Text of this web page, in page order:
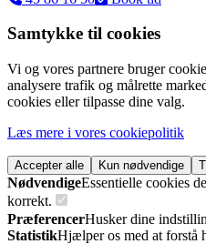
Samtykke til cookies
Vi og vores partnere bruger
analysere trafik og målrette
cookies eller tilpasse dine valg.
Læs mere i vores cookiepolitik
Accepter alle Kun nødvendige
NødvendigeEssentielle cookies
korrekt.
PræferencerHusker dine
StatistikHjælper os med at forstå